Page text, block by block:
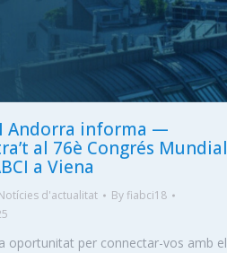
Andorra informa —
al 76è Congrés Mundial
a Viena
d'actualitat By fiabci18
oportunitat per connectar-vos amb el